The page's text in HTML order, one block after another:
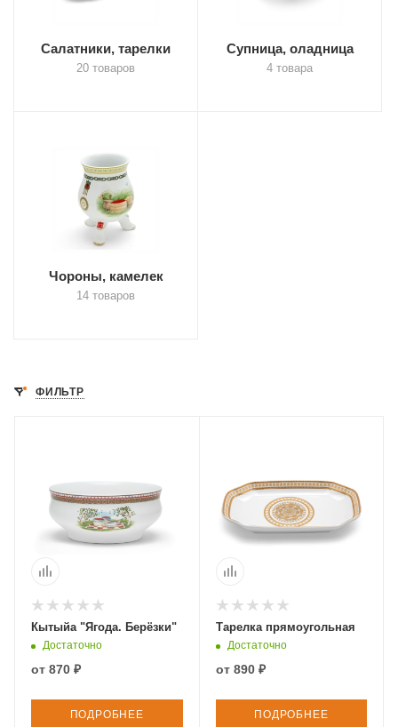
Салатники, тарелки
20 товаров
Супница, оладница
4 товара
Чороны, камелек
14 товаров
ФИЛЬТР
Кытыйа "Ягода. Берёзки"
Достаточно
от 870 ₽
ПОДРОБНЕЕ
Тарелка прямоугольная
Достаточно
от 890 ₽
ПОДРОБНЕЕ